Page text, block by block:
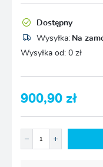
Dostępny
Wysyłka: Na
Wysyłka od: 0 zł
900,90 zł